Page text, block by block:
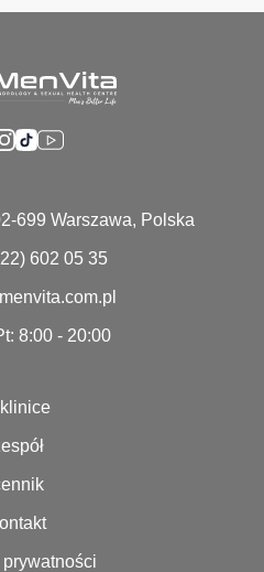
699 Warszawa, Polska
602 05 35
8:00 - 20:00